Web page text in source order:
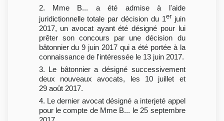
2. Mme B... a été admise à l'aide
juridictionnelle totale par décision du 1er juin
2017, un avocat ayant été désigné pour lui
prêter son concours par une décision du
bâtonnier du 9 juin 2017 qui a été portée à la
connaissance de l'intéressée le 13 juin 2017.
3. Le bâtonnier a désigné successivement
deux nouveaux avocats, les 10 juillet et
29 août 2017.
4. Le dernier avocat désigné a interjeté appel
pour le compte de Mme B... le 25 septembre